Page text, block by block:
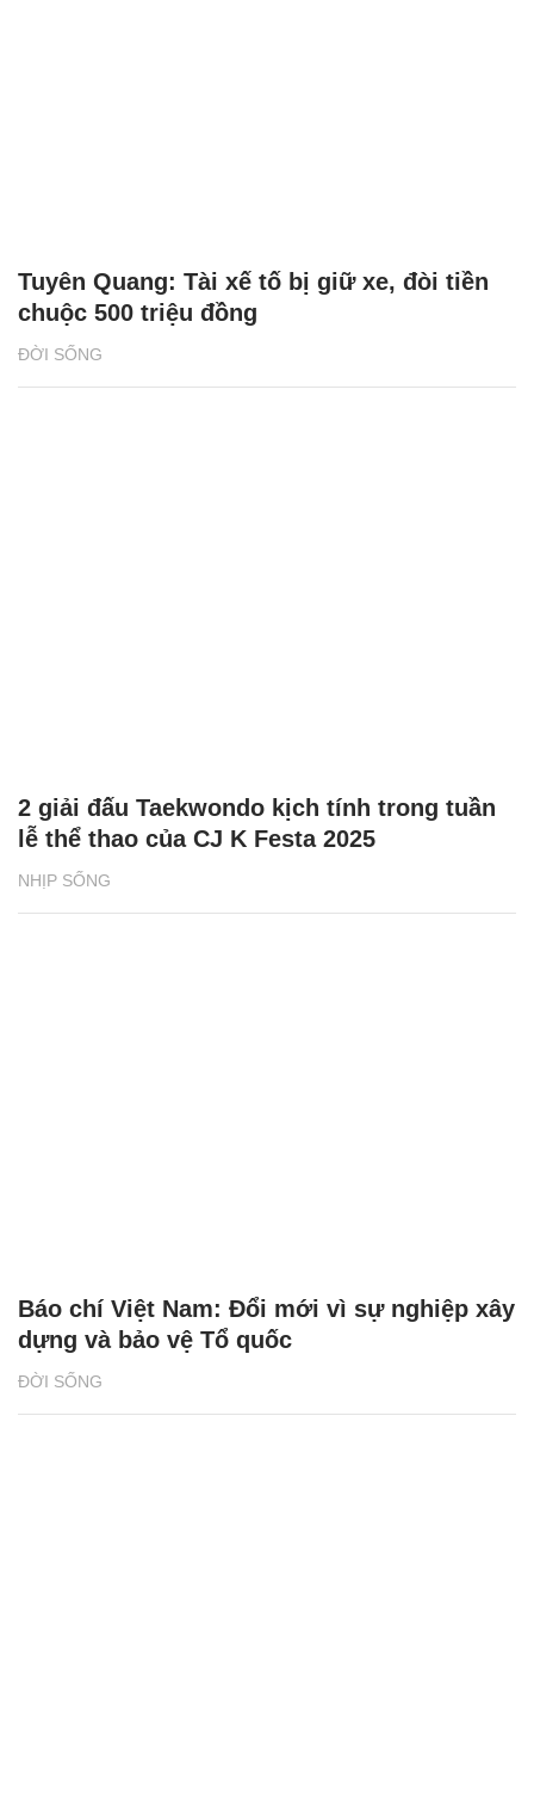
ĐỜI SỐNG
Tuyên Quang: Tài xế tố bị giữ xe, đòi tiền
chuộc 500 triệu đồng
NHỊP SỐNG
2 giải đấu Taekwondo kịch tính trong tuần
lễ thể thao của CJ K Festa 2025
ĐỜI SỐNG
Báo chí Việt Nam: Đổi mới vì sự nghiệp xây
dựng và bảo vệ Tổ quốc